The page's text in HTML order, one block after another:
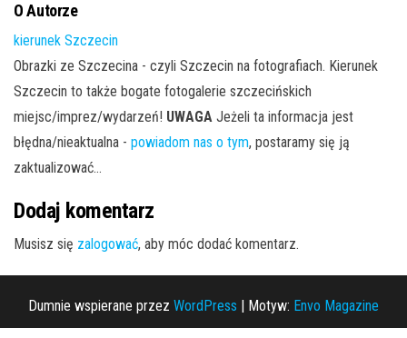
O Autorze
kierunek Szczecin
Obrazki ze Szczecina - czyli Szczecin na fotografiach. Kierunek
Szczecin to także bogate fotogalerie szczecińskich
miejsc/imprez/wydarzeń! UWAGA Jeżeli ta informacja jest
błędna/nieaktualna - powiadom nas o tym, postaramy się ją
zaktualizować...
Dodaj komentarz
Musisz się zalogować, aby móc dodać komentarz.
Dumnie wspierane przez WordPress | Motyw: Envo Magazine